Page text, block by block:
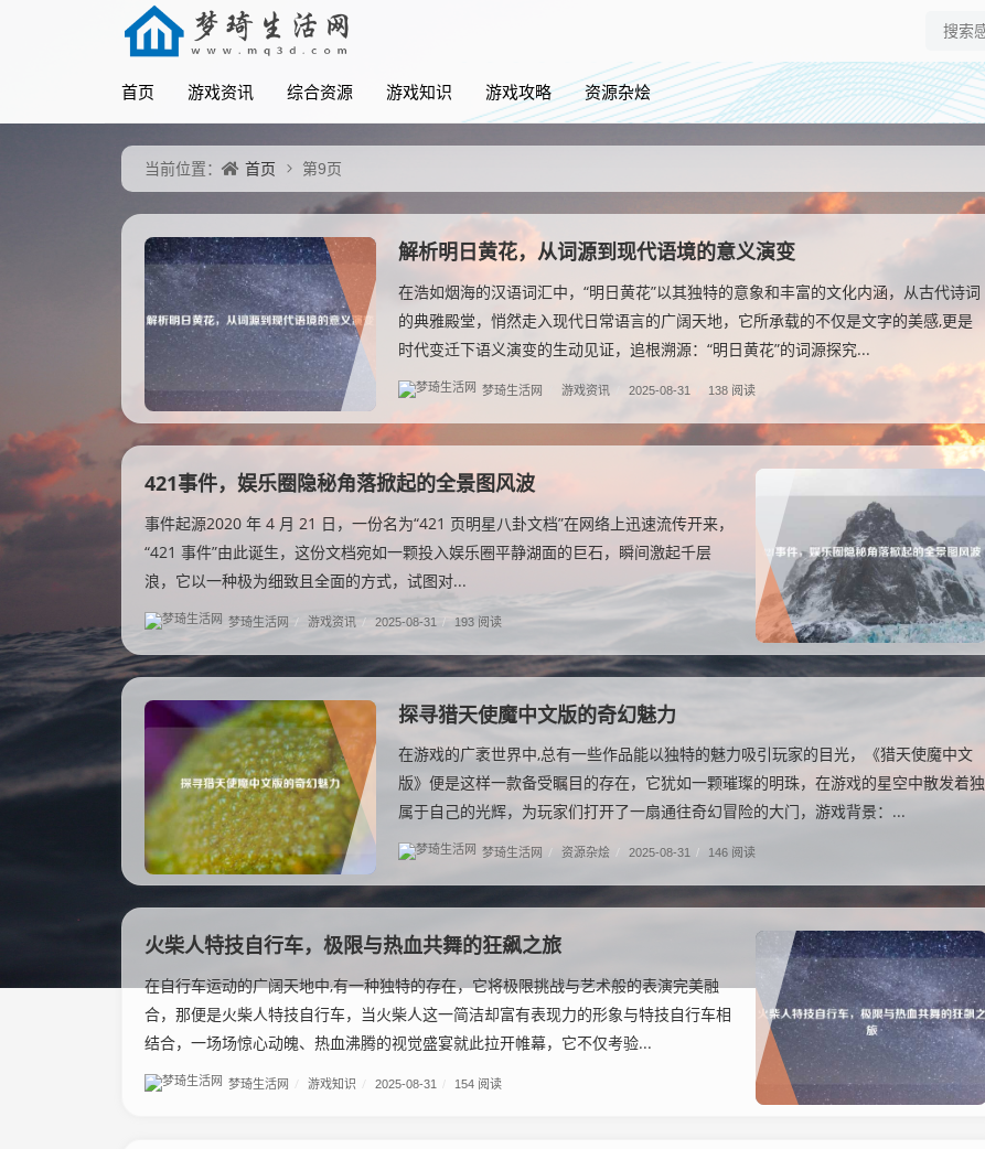
首页 游戏资讯 综合资源 游戏知识 游戏攻略 资源杂烩
当前位置： 首页 第9页
解析明日黄花，从词源到现代语境的意义演变
在浩如烟海的汉语词汇中，“明日黄花”以其独特的意象和丰富的文化内涵，从古代诗词
的典雅殿堂，悄然走入现代日常语言的广阔天地，它所承载的不仅是文字的美感,更是
时代变迁下语义演变的生动见证，追根溯源：“明日黄花”的词源探究...
梦琦生活网 游戏资讯 2025-08-31 138 阅读
421事件，娱乐圈隐秘角落掀起的全景图风波
事件起源2020 年 4 月 21 日，一份名为“421 页明星八卦文档”在网络上迅速流传开来，
“421 事件”由此诞生，这份文档宛如一颗投入娱乐圈平静湖面的巨石，瞬间激起千层
浪，它以一种极为细致且全面的方式，试图对...
梦琦生活网 / 游戏资讯 / 2025-08-31 / 193 阅读
探寻猎天使魔中文版的奇幻魅力
在游戏的广袤世界中,总有一些作品能以独特的魅力吸引玩家的目光，《猎天使魔中文
版》便是这样一款备受瞩目的存在，它犹如一颗璀璨的明珠，在游戏的星空中散发着独
属于自己的光辉，为玩家们打开了一扇通往奇幻冒险的大门，游戏背景：...
梦琦生活网 / 资源杂烩 2025-08-31 / 146 阅读
火柴人特技自行车，极限与热血共舞的狂飙之旅
在自行车运动的广阔天地中,有一种独特的存在，它将极限挑战与艺术般的表演完美融
合，那便是火柴人特技自行车，当火柴人这一简洁却富有表现力的形象与特技自行车相
结合，一场场惊心动魄、热血沸腾的视觉盛宴就此拉开帷幕，它不仅考验...
梦琦生活网 游戏知识 2025-08-31 154 阅读